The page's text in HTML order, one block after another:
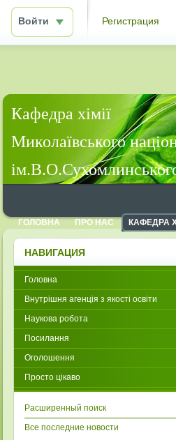
Войти Регистрация
Кафедра хімії
Миколаївського
ГОЛОВНА ПРО НАС КАФЕДРА
НАВИГАЦИЯ
Головна
Внутрішня агенція з якості освіти
Наукова робота
Посилання
Оголошення
Просто цікаво
Расширенный поиск
Все последние новости